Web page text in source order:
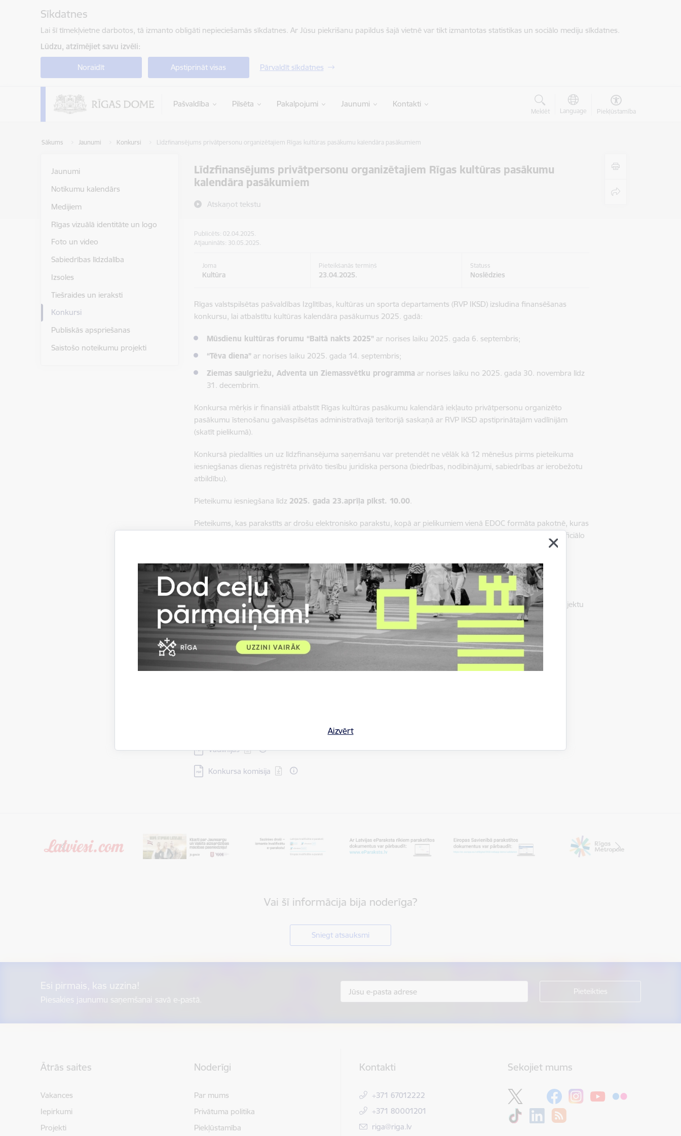
Sīkdatnes
Lai šī tīmekļvietne darbotos, tā izmanto obligāti nepieciešamās sīkdatnes. Ar Jūsu piekrišanu papildus šajā vietnē var tikt izmantotas statistikas un sociālo mediju sīkdatnes.
Lūdzu, atzīmējiet savu izvēli:
Noraidīt Apstiprināt visas Pārvaldīt sīkdatnes
Pašvaldība Pilsēta Pakalpojumi Jaunumi Kontakti
Meklēt Language Piekļūstamība
Sākums Jaunumi Konkursi Līdzfinansējums privātpersonu organizētajiem Rīgas kultūras pasākumu kalendāra pasākumiem
Līdzfinansējums privātpersonu organizētajiem Rīgas kultūras pasākumu
kalendāra pasākumiem
Atskaņot tekstu
Aizvērt
Jaunumi
Notikumu kalendārs
Medijiem
Rīgas vizuālā identitāte un logo
Foto un video
Sabiedrības līdzdalība
Izsoles
Tiešraides un ieraksti
Konkursi
Publiskās apspriešanas
Saistošo noteikumu projekti
Publicēts: 02.04.2025.
Atjaunināts: 30.05.2025.
Joma
Kultūra
Pieteikšanās termiņš
23.04.2025.
Statuss
Noslēdzies
Rīgas valstspilsētas pašvaldības Izglītības, kultūras un sporta departaments (RVP IKSD) izsludina finansēšanas
konkursu, lai atbalstītu kultūras kalendāra pasākumus 2025. gadā:
Mūsdienu kultūras forumu “Baltā nakts 2025” ar norises laiku 2025. gada 6. septembris;
“Tēva diena” ar norises laiku 2025. gada 14. septembris;
Ziemas saulgriežu, Adventa un Ziemassvētku programma ar norises laiku no 2025. gada 30. novembra līdz
31. decembrim.
Konkursa mērķis ir finansiāli atbalstīt Rīgas kultūras pasākumu kalendārā iekļauto privātpersonu organizēto
pasākumu īstenošanu galvaspilsētas administratīvajā teritorijā saskaņā ar RVP IKSD apstiprinātajām vadlīnijām
(skatīt pielikumā).
Konkursā piedalīties un uz līdzfinansējuma saņemšanu var pretendēt ne vēlāk kā 12 mēnešus pirms pieteikuma
iesniegšanas dienas reģistrēta privāto tiesību juridiska persona (biedrības, nodibinājumi, sabiedrības ar ierobežotu
atbildību).
Pieteikumu iesniegšana līdz 2025. gada 23.aprīļa plkst. 10.00.
Pieteikums, kas parakstīts ar drošu elektronisko parakstu, kopā ar pielikumiem vienā EDOC formāta pakotnē, kuras
vai oficiālo
elektronisko adresi. Pieteikumu paraksta persona, kurai ir tiesības parakstīt pieteikumu atbilstoši Uzņēmuma
Konkursa nolikums, vadlīnijas, pieteikuma veidlapa un citi ar to saistītie dokumenti -skatīt zemāk.
Papildus informācija: Anna Līga Ermansone – RVP IKSD Kultūras projektu un publisku pasākumu nodaļas projektu
koordinatore, tālrunis+37167043649, e-pastsanna.ermansone@riga.lv
Lejupielādēt:
Saistošie noteikumi
Nolikums
Vadlīnijas
Lejupielādēt:
Konkursa komisija
Vai šī informācija bija noderīga?
Sniegt atsauksmi
Esi pirmais, kas uzzina!
Piesakies jaunumu saņemšanai savā e-pastā.
Ātrās saites
Vakances
Iepirkumi
Projekti
Noderīgi
Par mums
Privātuma politika
Piekļūstamība
Kontakti
+371 67012222
+371 80001201
E-pasts:
riga@riga.lv
Sekojiet mums